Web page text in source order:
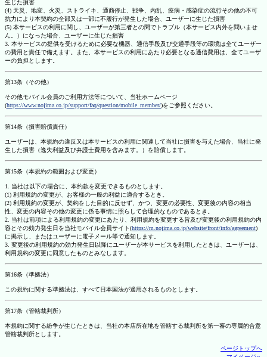
生じた損害
(4) 天災、地変、火災、ストライキ、通商停止、戦争、内乱、疫病・感染症の流行その他の不可
抗力により本契約の全部又は一部に不履行が発生した場合、ユーザーに生じた損害
(5) 本サービスの利用に関し、ユーザーが第三者との間でトラブル（本サービス内外を問いませ
ん。）になった場合、ユーザーに生じた損害
3. 本サービスの提供を受けるために必要な機器、通信手段及び交通手段等の環境は全てユーザー
の費用と責任で備えます。また、本サービスの利用にあたり必要となる通信費用は、全てユーザ
ーの負担とします。
第13条（その他）
その他モバイル会員のご利用方法等について、当社ホームページ
(https://www.nojima.co.jp/support/faq/question/mobile_member/)をご参照ください。
第14条（損害賠償責任）
ユーザーは、本規約の違反又は本サービスの利用に関連して当社に損害を与えた場合、当社に発
生した損害（逸失利益及び弁護士費用を含みます。）を賠償します。
第15条（本規約の範囲および変更）
1. 当社は以下の場合に、本約款を変更できるものとします。
(1) 利用規約の変更が、お客様の一般の利益に適合するとき。
(2) 利用規約の変更が、契約をした目的に反せず、かつ、変更の必要性、変更後の内容の相当
性、変更の内容その他の変更に係る事情に照らして合理的なものであるとき。
2. 当社は前項による利用規約の変更にあたり、利用規約を変更する旨及び変更後の利用規約の内
容とその効力発生日を当社モバイル会員サイト(https://m.nojima.co.jp/website/front/info/agreement)
に掲示し、またはユーザーに電子メール等で通知します。
3. 変更後の利用規約の効力発生日以降にユーザーが本サービスを利用したときは、ユーザーは、
利用規約の変更に同意したものとみなします。
第16条（準拠法）
この規約に関する準拠法は、すべて日本国法が適用されるものとします。
第17条（管轄裁判所）
本規約に関する紛争が生じたときは、当社の本店所在地を管轄する裁判所を第一審の専属的合意
管轄裁判所とします。
ページトップへ